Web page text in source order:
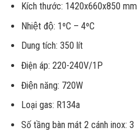
Kích thước: 1420x660x850 mm
Nhiệt độ: 1ºC – 4ºC
Dung tích: 350 lít
Điện áp: 220-240V/1P
Điện năng: 720W
Loại gas: R134a
Số tầng bàn mát 2 cánh inox: 3